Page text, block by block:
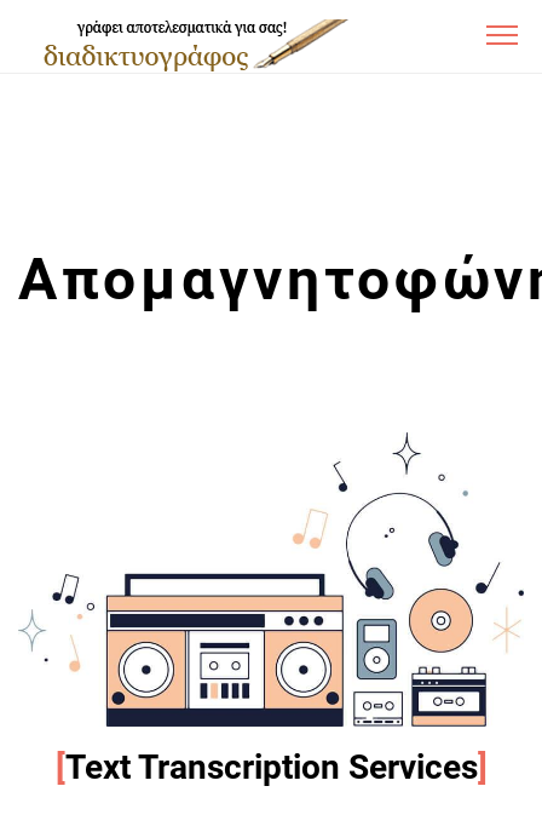
[Text Transcription Services]